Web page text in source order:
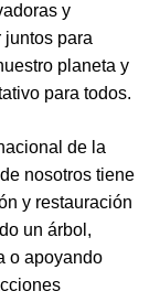
y
para
planeta y
para todos.
de la
nosotros tiene
y restauración
un árbol,
o apoyando